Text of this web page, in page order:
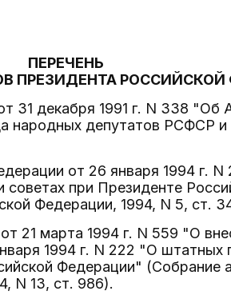
ПЕРЕЧЕНЬ
ПРЕЗИДЕНТА РОССИЙСКОЙ
31 декабря 1991 г. N 338 "Об
народных депутатов РСФСР
от 26 января 1994 г.
советах при Президенте
Федерации, 1994, N 5, ст.
21 марта 1994 г. N 559 "О
1994 г. N 222 "О штатных
Федерации" (Собрание
N 13, ст. 986).